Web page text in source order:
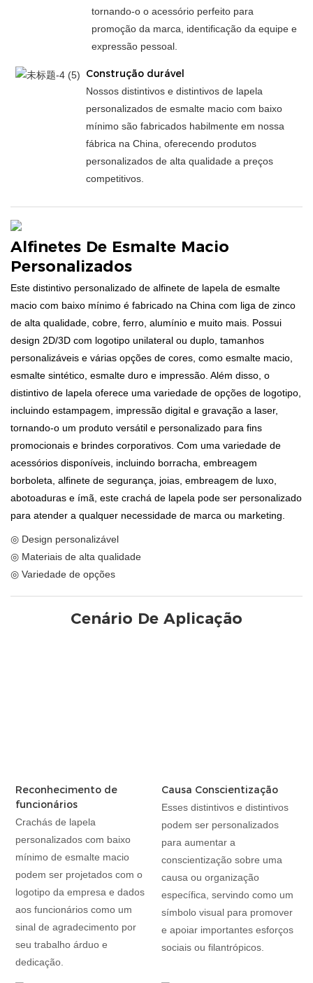
tornando-o o acessório perfeito para
promoção da marca, identificação da equipe e
expressão pessoal.
Construção durável
Nossos distintivos e distintivos de lapela
personalizados de esmalte macio com baixo
mínimo são fabricados habilmente em nossa
fábrica na China, oferecendo produtos
personalizados de alta qualidade a preços
competitivos.
Alfinetes De Esmalte Macio
Personalizados
Este distintivo personalizado de alfinete de lapela de esmalte
macio com baixo mínimo é fabricado na China com liga de zinco
de alta qualidade, cobre, ferro, alumínio e muito mais. Possui
design 2D/3D com logotipo unilateral ou duplo, tamanhos
personalizáveis ​​e várias opções de cores, como esmalte macio,
esmalte sintético, esmalte duro e impressão. Além disso, o
distintivo de lapela oferece uma variedade de opções de logotipo,
incluindo estampagem, impressão digital e gravação a laser,
tornando-o um produto versátil e personalizado para fins
promocionais e brindes corporativos. Com uma variedade de
acessórios disponíveis, incluindo borracha, embreagem
borboleta, alfinete de segurança, joias, embreagem de luxo,
abotoaduras e ímã, este crachá de lapela pode ser personalizado
para atender a qualquer necessidade de marca ou marketing.
◎ Design personalizável
◎ Materiais de alta qualidade
◎ Variedade de opções
Cenário De Aplicação
Reconhecimento de
funcionários
Crachás de lapela
personalizados com baixo
mínimo de esmalte macio
podem ser projetados com o
logotipo da empresa e dados
aos funcionários como um
sinal de agradecimento por
seu trabalho árduo e
dedicação.
Causa Conscientização
Esses distintivos e distintivos
podem ser personalizados
para aumentar a
conscientização sobre uma
causa ou organização
específica, servindo como um
símbolo visual para promover
e apoiar importantes esforços
sociais ou filantrópicos.